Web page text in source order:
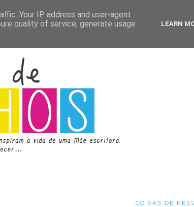
COISAS DE
Your IP address and user-agent
quality of service, generate usage
LEARN